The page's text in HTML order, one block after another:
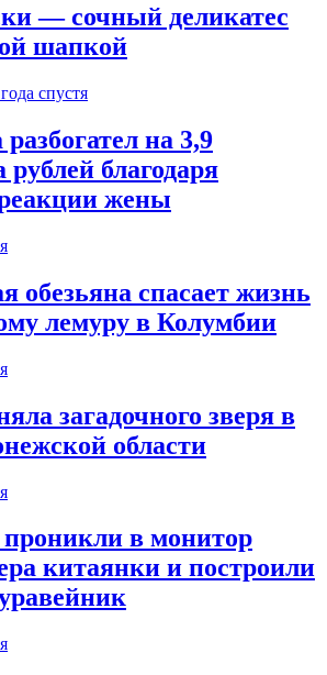
— сочный деликатес
шапкой
спустя
на 3,9
благодаря
жены
обезьяна спасает жизнь
лемуру в Колумбии
загадочного зверя в
области
в монитор
китаянки и построили